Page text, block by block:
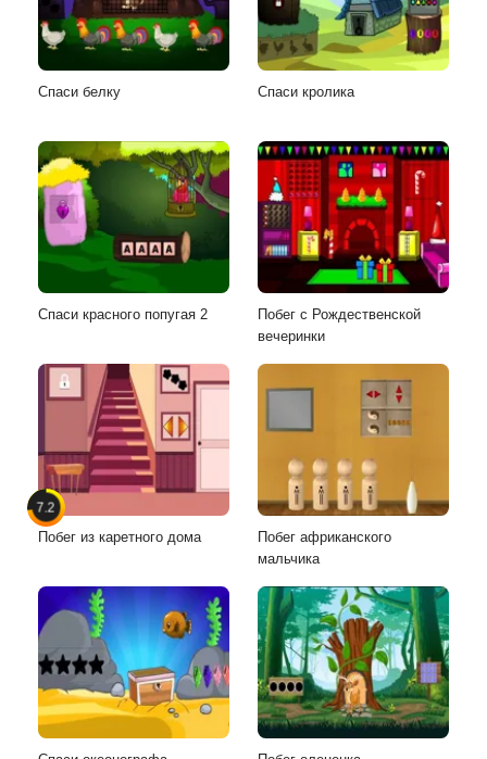
Спаси белку Спаси кролика
Спаси красного попугая 2
Побег с Рождественской
вечеринки
7.2
Побег из каретного дома
Побег африканского
мальчика